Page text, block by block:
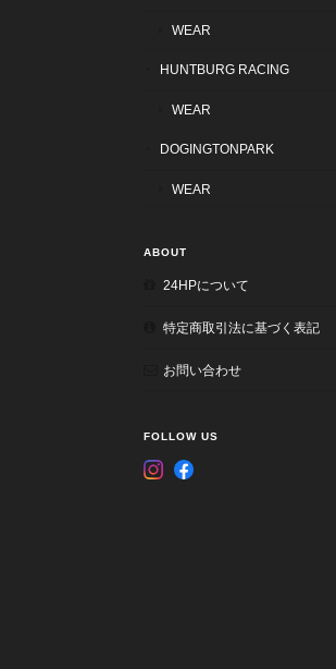
WEAR
HUNTBURG RACING
WEAR
DOGINGTONPARK
WEAR
ABOUT
24HPについて
特定商取引法に基づく表記
お問い合わせ
FOLLOW US